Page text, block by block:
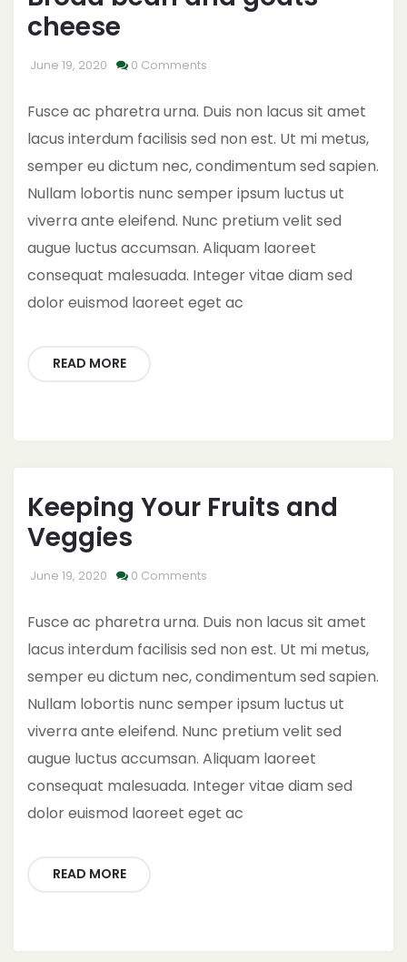
cheese
June 19, 2020 0 Comments
Fusce ac pharetra urna. Duis non lacus sit amet
lacus interdum facilisis sed non est. Ut mi metus,
semper eu dictum nec, condimentum sed sapien.
Nullam lobortis nunc semper ipsum luctus ut
viverra ante eleifend. Nunc pretium velit sed
augue luctus accumsan. Aliquam laoreet
consequat malesuada. Integer vitae diam sed
dolor euismod laoreet eget ac
READ MORE
Keeping Your Fruits and
Veggies
June 19, 2020 0 Comments
Fusce ac pharetra urna. Duis non lacus sit amet
lacus interdum facilisis sed non est. Ut mi metus,
semper eu dictum nec, condimentum sed sapien.
Nullam lobortis nunc semper ipsum luctus ut
viverra ante eleifend. Nunc pretium velit sed
augue luctus accumsan. Aliquam laoreet
consequat malesuada. Integer vitae diam sed
dolor euismod laoreet eget ac
READ MORE